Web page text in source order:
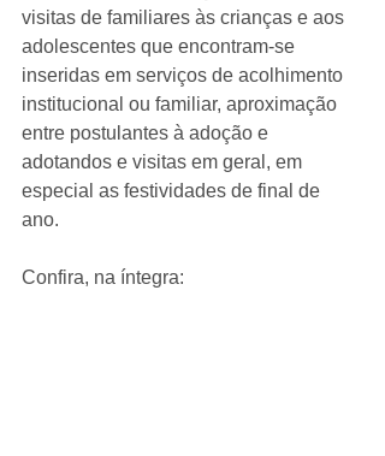
visitas de familiares às crianças e aos
adolescentes que encontram-se
inseridas em serviços de acolhimento
institucional ou familiar, aproximação
entre postulantes à adoção e
adotandos e visitas em geral, em
especial as festividades de final de
ano.
Confira, na íntegra: